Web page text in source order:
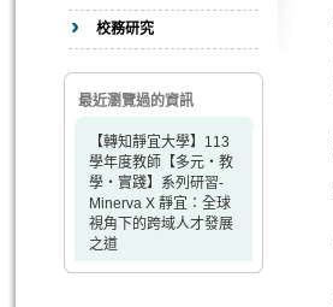
校務研究
最近瀏覽過的資訊
【轉知靜宜大學】113
學年度教師【多元‧教
學‧實踐】系列研習-
Minerva X 靜宜：全球
視角下的跨域人才發展
之道